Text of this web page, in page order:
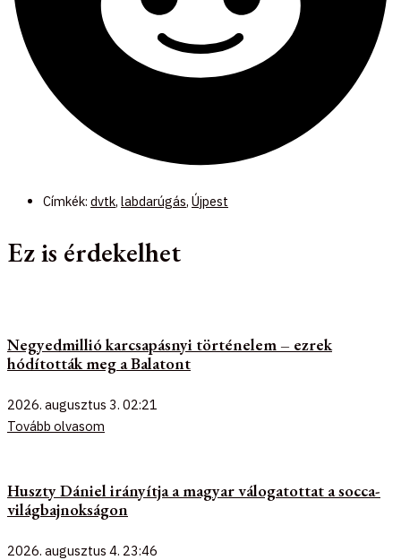
Címkék: dvtk, labdarúgás, Újpest
Ez is érdekelhet
Negyedmillió karcsapásnyi történelem – ezrek
hódították meg a Balatont
2026. augusztus 3. 02:21
Tovább olvasom
Huszty Dániel irányítja a magyar válogatottat a socca-
világbajnokságon
2026. augusztus 4. 23:46